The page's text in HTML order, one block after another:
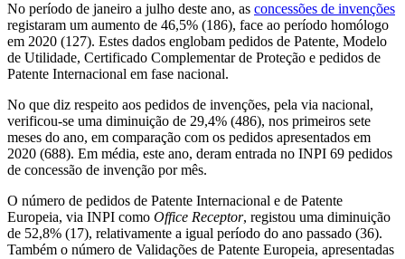
No período de janeiro a julho deste ano, as concessões de invenções
registaram um aumento de 46,5% (186), face ao período homólogo
em 2020 (127). Estes dados englobam pedidos de Patente, Modelo
de Utilidade, Certificado Complementar de Proteção e pedidos de
Patente Internacional em fase nacional.
No que diz respeito aos pedidos de invenções, pela via nacional,
verificou-se uma diminuição de 29,4% (486), nos primeiros sete
meses do ano, em comparação com os pedidos apresentados em
2020 (688). Em média, este ano, deram entrada no INPI 69 pedidos
de concessão de invenção por mês.
O número de pedidos de Patente Internacional e de Patente
Europeia, via INPI como Office Receptor, registou uma diminuição
de 52,8% (17), relativamente a igual período do ano passado (36).
Também o número de Validações de Patente Europeia, apresentadas